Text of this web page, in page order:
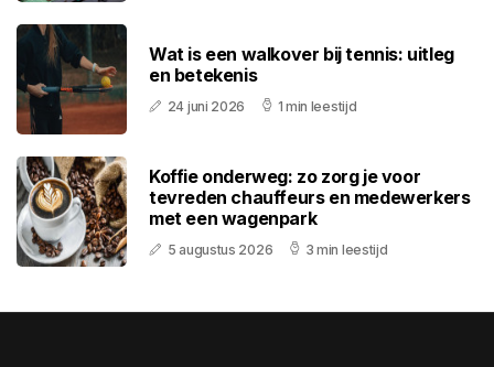
Wat is een walkover bij tennis: uitleg
en betekenis
24 juni 2026 1 min leestijd
Koffie onderweg: zo zorg je voor
tevreden chauffeurs en medewerkers
met een wagenpark
5 augustus 2026 3 min leestijd